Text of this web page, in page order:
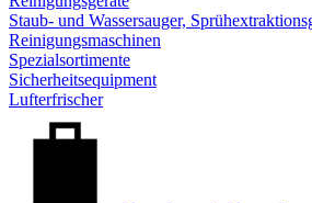
Staub- und Wassersauger,
Reinigungsmaschinen
Spezialsortimente
Sicherheitsequipment
Lufterfrischer